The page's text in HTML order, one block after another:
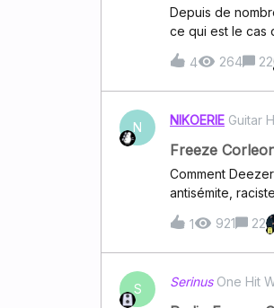
Depuis de
ce qui est le cas
genres, à vous
utilisateurs, qui
doublonnent (ou
évidente ( pas
supprimer ces
4 264 22
N NIKOERIE Guitar
Freeze
Comment
antisémite,
de la liberté
1
921 22
S Serinus One Hit